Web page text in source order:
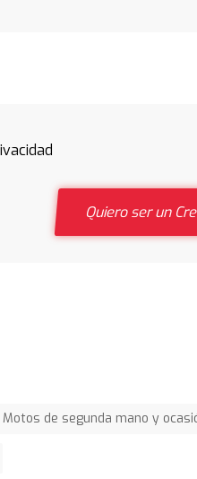
Quiero ser un
Motos de segunda mano y